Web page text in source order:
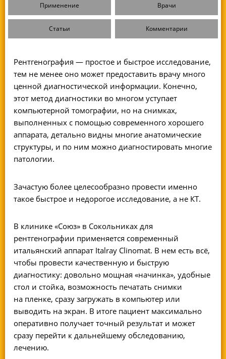
Применение Врачи
Статьи Комментарии
Рентгенография — простое и быстрое исследование,
тем не менее оно может предоставить врачу много
ценной диагностической информации. Конечно,
этот метод диагностики во многом уступает
компьютерной томографии, но на снимках,
выполненных с помощью современного хорошего
аппарата, детально видны многие анатомические
структуры, и по ним можно диагностировать многие
патологии.
Зачастую более целесообразно провести именно
такое быстрое и недорогое исследование, а не КТ.
В клинике «Союз» в Сокольниках для
рентгенографии применяется современный
итальянский аппарат Italray Clinomat. В нем есть всё,
чтобы провести качественную и быструю
диагностику: довольно мощная «начинка», удобные
стол и стойка, возможность печатать снимки
на пленке, сразу загружать в компьютер или
выводить на экран. В итоге пациент максимально
оперативно получает точный результат и может
сразу перейти к дальнейшему обследованию,
лечению.